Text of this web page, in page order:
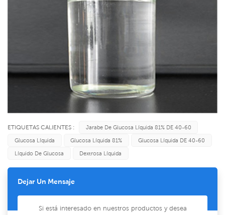
ETIQUETAS CALIENTES :
Jarabe De Glucosa Líquida 81% DE 40-60
Glucosa Líquida
Glucosa Líquida 81%
Glucosa Líquida DE 40-60
Líquido De Glucosa
Dextrosa Líquida
Dejar Un Mensaje
Si está interesado en nuestros productos y desea